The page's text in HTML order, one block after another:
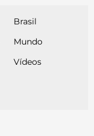
Brasil
Mundo
Vídeos